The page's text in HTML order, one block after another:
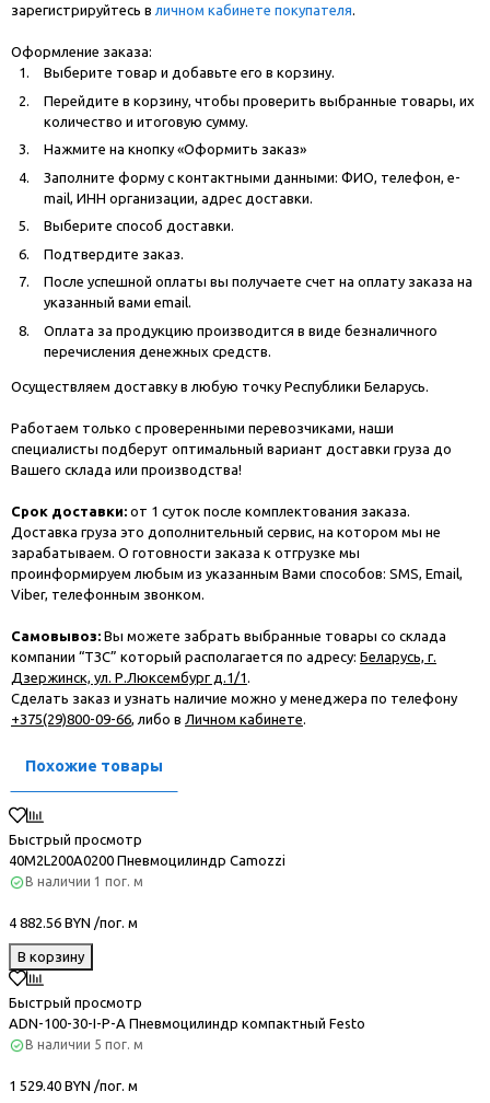
зарегистрируйтесь в личном кабинете покупателя.
Оформление заказа:
Выберите товар и добавьте его в корзину.
Перейдите в корзину, чтобы проверить выбранные товары, их
количество и итоговую сумму.
Нажмите на кнопку «Оформить заказ»
Заполните форму с контактными данными: ФИО, телефон, e-
mail, ИНН организации, адрес доставки.
Выберите способ доставки.
Подтвердите заказ.
После успешной оплаты вы получаете счет на оплату заказа на
указанный вами email.
Оплата за продукцию производится в виде безналичного
перечисления денежных средств.
Осуществляем доставку в любую точку Республики Беларусь.
Работаем только с проверенными перевозчиками, наши
специалисты подберут оптимальный вариант доставки груза до
Вашего склада или производства!
Срок доставки: от 1 суток после комплектования заказа.
Доставка груза это дополнительный сервис, на котором мы не
зарабатываем. О готовности заказа к отгрузке мы
проинформируем любым из указанным Вами способов: SMS, Email,
Viber, телефонным звонком.
Самовывоз: Вы можете забрать выбранные товары со склада
компании “ТЗС” который располагается по адресу: Беларусь, г.
Дзержинск, ул. Р.Люксембург д.1/1
Сделать заказ и узнать наличие можно у менеджера по телефону
+375(29)800-09-66 , либо в Личном кабинете
Похожие товары
Быстрый просмотр
40M2L200A0200 Пневмоцилиндр Camozzi
В наличии 1 пог. м
4 882.56 BYN /пог. м
В корзину
Быстрый просмотр
ADN-100-30-I-P-A Пневмоцилиндр компактный Festo
В наличии 5 пог. м
1 529.40 BYN /пог. м